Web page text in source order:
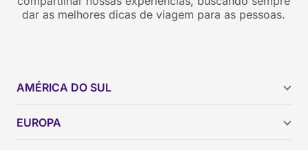
dar as melhores dicas de viagem para as pessoas.
AMÉRICA DO SUL
Brasil
EUROPA